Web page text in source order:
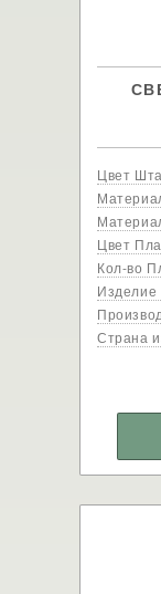
Цвет
Цвет
Кол-во
Изделие
Страна